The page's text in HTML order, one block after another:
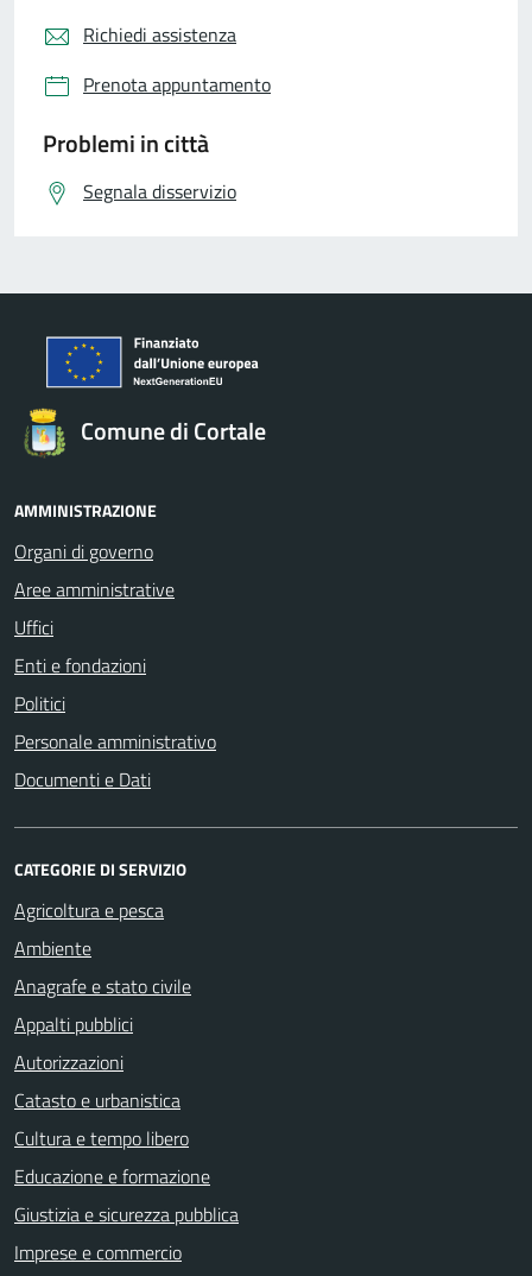
Richiedi assistenza
Prenota appuntamento
Problemi in città
Segnala disservizio
Comune di Cortale
AMMINISTRAZIONE
Organi di governo
Aree amministrative
Uffici
Enti e fondazioni
Politici
Personale amministrativo
Documenti e Dati
CATEGORIE DI SERVIZIO
Agricoltura e pesca
Ambiente
Anagrafe e stato civile
Appalti pubblici
Autorizzazioni
Catasto e urbanistica
Cultura e tempo libero
Educazione e formazione
Giustizia e sicurezza pubblica
Imprese e commercio